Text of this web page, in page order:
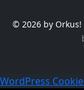
© 2026 by Orkus!
WordPress